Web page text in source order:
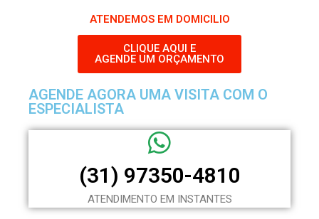
ATENDEMOS EM DOMICILIO
CLIQUE AQUI E
AGENDE UM ORÇAMENTO
AGENDE AGORA UMA VISITA COM O
ESPECIALISTA
(31) 97350-4810
ATENDIMENTO EM INSTANTES